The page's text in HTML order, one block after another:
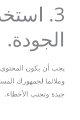
3.
الجودة.
يجب أن يكون المحتوى
وملائما لجمهورك
جيدة وتجنب الأخطاء.